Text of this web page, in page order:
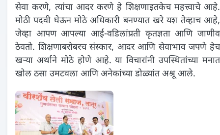
सेवा करणे, त्यांचा आदर करणे हे शिक्षणाइतकेच महत्त्वाचे आहे.
मोठी पदवी घेऊन मोठे अधिकारी बनण्यात खरे यश तेव्हाच आहे,
जेव्हा आपण आपल्या आई-वडिलांप्रती कृतज्ञता आणि जाणीव
ठेवतो. शिक्षणाबरोबरच संस्कार, आदर आणि सेवाभाव जपणे हेच
खऱ्या अर्थाने मोठे होणे आहे. या विचारांनी उपस्थितांच्या मनात
खोल ठसा उमटवला आणि अनेकांच्या डोळ्यांत अश्रू आले.